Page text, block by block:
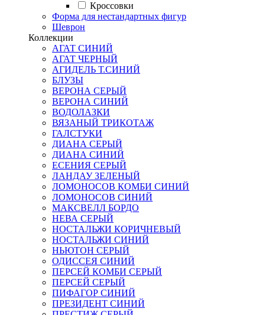
Кроссовки
Форма для нестандартных фигур
Шеврон
Коллекции
АГАТ СИНИЙ
АГАТ ЧЕРНЫЙ
АГИДЕЛЬ Т.СИНИЙ
БЛУЗЫ
ВЕРОНА СЕРЫЙ
ВЕРОНА СИНИЙ
ВОДОЛАЗКИ
ВЯЗАНЫЙ ТРИКОТАЖ
ГАЛСТУКИ
ДИАНА СЕРЫЙ
ДИАНА СИНИЙ
ЕСЕНИЯ СЕРЫЙ
ЛАНДАУ ЗЕЛЕНЫЙ
ЛОМОНОСОВ КОМБИ СИНИЙ
ЛОМОНОСОВ СИНИЙ
МАКСВЕЛЛ БОРДО
НЕВА СЕРЫЙ
НОСТАЛЬЖИ КОРИЧНЕВЫЙ
НОСТАЛЬЖИ СИНИЙ
НЬЮТОН СЕРЫЙ
ОДИССЕЯ СИНИЙ
ПЕРСЕЙ КОМБИ СЕРЫЙ
ПЕРСЕЙ СЕРЫЙ
ПИФАГОР СИНИЙ
ПРЕЗИДЕНТ СИНИЙ